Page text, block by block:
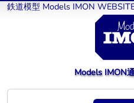
鉄道模型 Models IMON
Models IMON